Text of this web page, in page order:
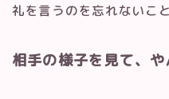
礼を言うのを忘れないこ
相手の様子を見て、